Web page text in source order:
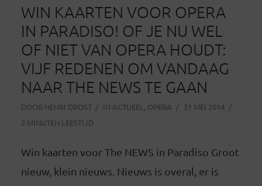
WIN KAARTEN VOOR OPERA
IN PARADISO! OF JE NU WEL
OF NIET VAN OPERA HOUDT:
VIJF REDENEN OM VANDAAG
NAAR THE NEWS TE GAAN
DOOR HENRI DROST IN ACTUEEL , OPERA
31 MEI 2014
2 MINUTEN LEESTIJD
Win kaarten voor The NEWS in Paradiso Groot
nieuw, klein nieuws. Nieuws is overal, er is